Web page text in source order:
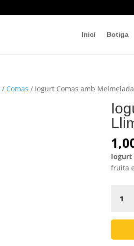
Inici Botiga
/ Comas / Iogurt Comas amb
Iogurt
fruita
Comas
de